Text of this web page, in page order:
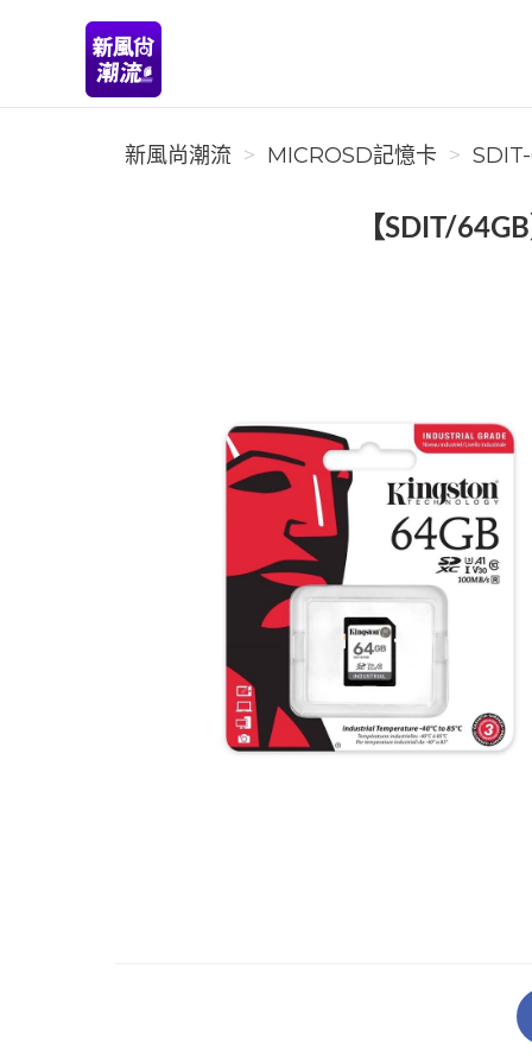
新風尚潮流
新風尚潮流
MICROSD記憶卡
【SDIT/